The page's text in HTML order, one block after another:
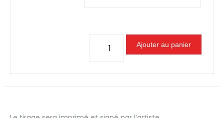
Le
souffle
du
Ajouter au panier